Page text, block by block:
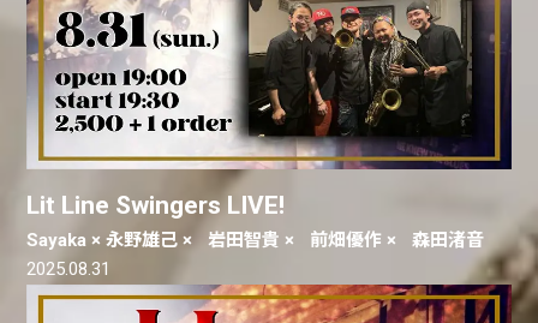
Lit Line Swingers LIVE!
Sayaka × 永野雄己 × 岩田智貴 × 前畑優作 × 森田渚音
2025.08.31